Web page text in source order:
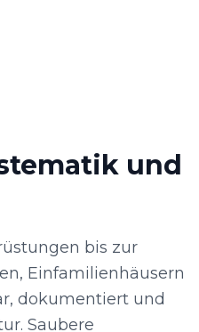
und
bis zur
Einfamilienhäusern
dokumentiert und
Saubere